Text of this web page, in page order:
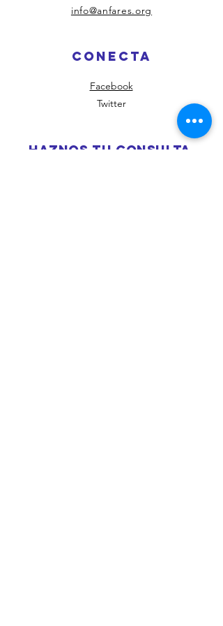
info@anfares.org
CONeCTA
Facebook
Twitter
haznos tu consulta